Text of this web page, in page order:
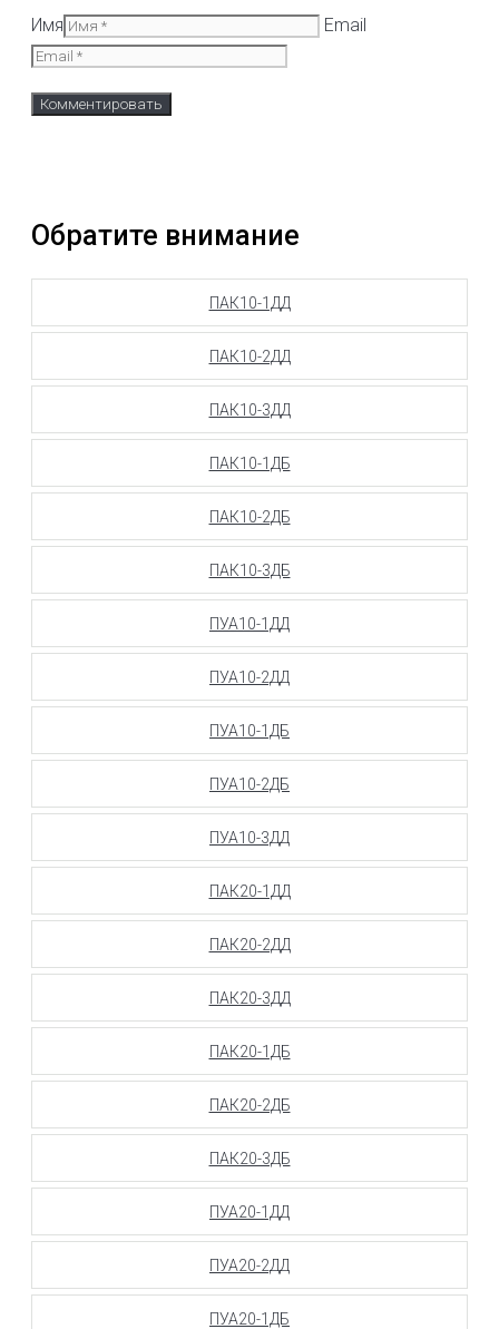
Имя Email
Обратите внимание
ПАК10-1ДД
ПАК10-2ДД
ПАК10-3ДД
ПАК10-1ДБ
ПАК10-2ДБ
ПАК10-3ДБ
ПУА10-1ДД
ПУА10-2ДД
ПУА10-1ДБ
ПУА10-2ДБ
ПУА10-3ДД
ПАК20-1ДД
ПАК20-2ДД
ПАК20-3ДД
ПАК20-1ДБ
ПАК20-2ДБ
ПАК20-3ДБ
ПУА20-1ДД
ПУА20-2ДД
ПУА20-1ДБ